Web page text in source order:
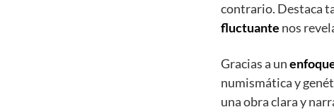
contrario. Destaca
fluctuante nos
Gracias a un
numismática y
una obra clara y